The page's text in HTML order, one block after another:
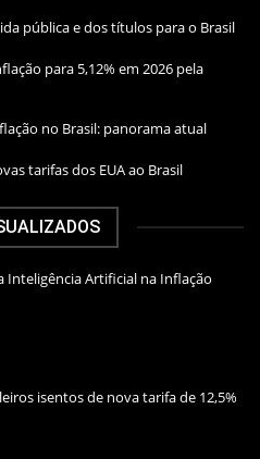
pública e dos títulos para o Brasil
para 5,12% em 2026 pela
no Brasil: panorama atual
tarifas dos EUA ao Brasil
Inteligência Artificial na Inflação
isentos de nova tarifa de 12,5%